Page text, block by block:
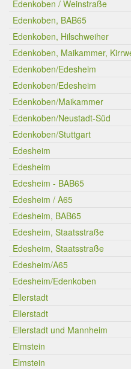
Edenkoben / Weinstraße
Edenkoben, BAB65
Edenkoben, Hilschweiher
Edenkoben, Maikammer,
Edenkoben/Edesheim
Edenkoben/Edesheim
Edenkoben/Maikammer
Edenkoben/Neustadt-Süd
Edenkoben/Stuttgart
Edesheim
Edesheim
Edesheim - BAB65
Edesheim / A65
Edesheim, BAB65
Edesheim, Staatsstraße
Edesheim, Staatsstraße
Edesheim/A65
Edesheim/Edenkoben
Ellerstadt
Ellerstadt
Ellerstadt und Mannheim
Elmstein
Elmstein